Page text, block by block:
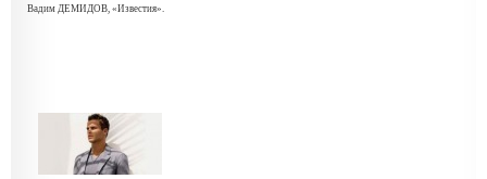
Вадим ДЕМИДОВ, «Известия».